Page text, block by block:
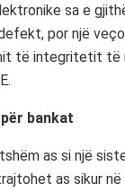
sa e
por një
të integritetit të
bankat
as si një
as sikur në